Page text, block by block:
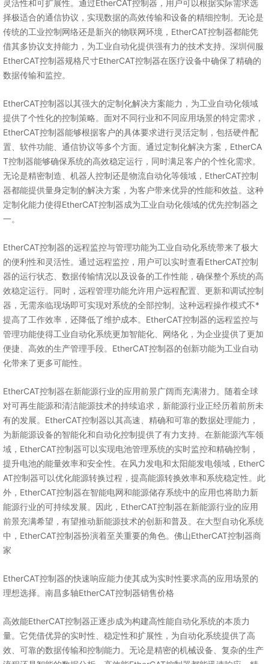
灵活性和可扩展性。通过EtherCAT控制器，用户可以根据实际需求选
择极适合的通信协议，实现数据的高效传输和设备的精细控制。无论是
传统的工业控制网络还是新兴的物联网环境，EtherCAT控制器都能凭
借其多协议支持能力，为工业自动化提供强有力的技术支持。深圳伺服
EtherCAT控制器规格尺寸EtherCAT控制器在医疗设备中确保了精确的
数据传输和监控。
EtherCAT控制器以其强大的定制化解决方案能力，为工业自动化领域
提供了个性化的控制策略。面对不同行业和不同应用场景的特定需求，
EtherCAT控制器能够根据客户的具体要求进行灵活定制，包括硬件配
置、软件功能、通信协议等多个方面。通过定制化解决方案，EtherCA
T控制器能够确保系统的高效稳定运行，同时满足客户的个性化需求。
无论是精密制造、机器人控制还是物流自动化等领域，EtherCAT控制
器都能提供量身定制的解决方案，为客户带来优异的性能和效益。这种
定制化能力使得EtherCAT控制器成为工业自动化领域的优先控制器之
一。
EtherCAT控制器的远程监控与管理功能为工业自动化系统带来了极大
的便利性和灵活性。通过远程监控，用户可以实时查看EtherCAT控制
器的运行状态、数据传输情况以及设备的工作性能，确保整个系统的高
效稳定运行。同时，远程管理功能允许用户远程配置、更新和调试控制
器，无需亲临现场即可实现对系统的全部控制。这种远程操作模式不*
提高了工作效率，还降低了维护成本。EtherCAT控制器的远程监控与
管理功能使得工业自动化系统更加智能化、网络化，为企业提供了更加
便捷、高效的生产管理手段。EtherCAT控制器的创新功能为工业自动
化带来了更多可能性。
EtherCAT控制器在新能源行业的应用前景广阔而充满潜力。随着全球
对可再生能源和清洁能源技术的持续追求，新能源行业正经历着前所未
有的发展。EtherCAT控制器以其高速、精确和可靠的数据处理能力，
为新能源设备的智能化和自动化控制提供了有力支持。在新能源汽车领
域，EtherCAT控制器可以实现电池管理系统的实时监控和精确控制，
提升电池的能量效率和安全性。在风力发电和太阳能发电领域，EtherC
AT控制器可以优化能源转换过程，提高能源转换效率和系统稳定性。此
外，EtherCAT控制器在智能电网和能源储存系统中的应用也将助力新
能源行业的可持续发展。因此，EtherCAT控制器在新能源行业的应用
前景充满希望，有望推动新能源技术的创新和普及。在大型自动化系统
中，EtherCAT控制器扮演着至关重要的角色。佛山EtherCAT控制器商
家
EtherCAT控制器的快速响应能力使其成为实时性要求高的应用场景的
理想选择。南昌多轴EtherCAT控制器销售价格
高效能EtherCAT控制器正逐步成为构建高性能自动化系统的本质力
量。它凭借优异的实时性、稳定性和扩展性，为自动化系统提供了高
效、可靠的数据传输和控制能力。无论是精密的机械设备、复杂的生产